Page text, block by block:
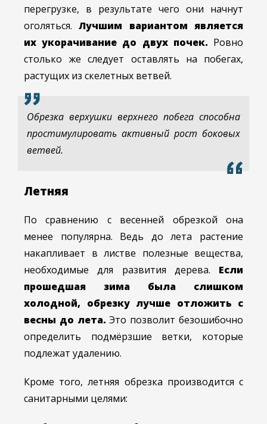
перегрузке, в результате чего они начнут
оголяться.Лучшим вариантом является
их укорачивание до двух почек. Ровно
столько же следует оставлять на побегах,
растущих из скелетных ветвей.
Обрезка верхушки верхнего побега способна
простимулировать активный рост боковых
ветвей.
Летняя
По сравнению с весенней обрезкой она
менее популярна. Ведь до лета растение
накапливает в листве полезные вещества,
необходимые для развития дерева. Если
прошедшая зима была слишком
холодной, обрезку лучше отложить с
весны до лета. Это позволит безошибочно
определить подмёрзшие ветки, которые
подлежат удалению.
Кроме того, летняя обрезка производится с
санитарными целями: